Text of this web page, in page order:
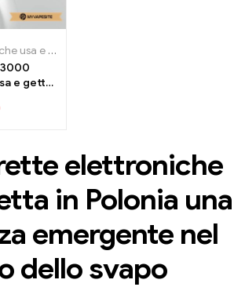
Sigarette elettroniche usa e getta
3000
e getta
elettroniche
in Polonia una
emergente nel
dello svapo